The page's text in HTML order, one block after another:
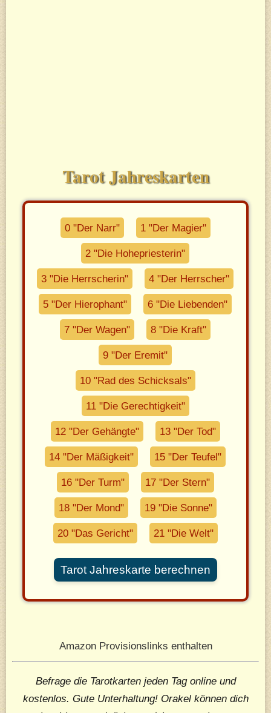
Tarot Jahreskarten
0 "Der Narr" 1 "Der Magier"
2 "Die Hohepriesterin"
3 "Die Herrscherin" 4 "Der Herrscher"
5 "Der Hierophant" 6 "Die Liebenden"
7 "Der Wagen" 8 "Die Kraft"
9 "Der Eremit"
10 "Rad des Schicksals"
11 "Die Gerechtigkeit"
12 "Der Gehängte" 13 "Der Tod"
14 "Der Mäßigkeit" 15 "Der Teufel"
16 "Der Turm" 17 "Der Stern"
18 "Der Mond" 19 "Die Sonne"
20 "Das Gericht" 21 "Die Welt"
Tarot Jahreskarte berechnen
Amazon Provisionslinks enthalten
Befrage die Tarotkarten jeden Tag online und
kostenlos. Gute Unterhaltung! Orakel können dich